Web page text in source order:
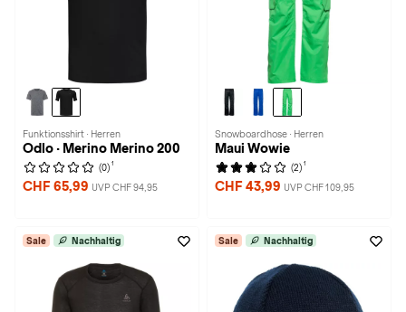
Funktionsshirt · Herren
Odlo · Merino Merino 200
(0) 1
CHF 65,99 UVP CHF 94,95
Snowboardhose · Herren
Maui Wowie
(2) 1
CHF 43,99 UVP CHF 109,95
Sale Nachhaltig Sale Nachhaltig